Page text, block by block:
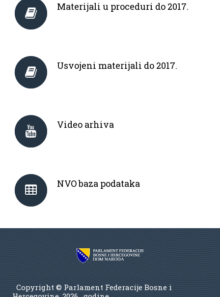
Materijali u proceduri do 2017.
Usvojeni materijali do 2017.
Video arhiva
NVO baza podataka
Copyright © Parlament Federacije Bosne i